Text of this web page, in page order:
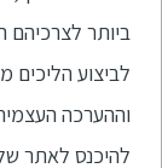
ביותר לצרכיהם
לביצוע הליכים
וההערכה
להיכנס לאתר